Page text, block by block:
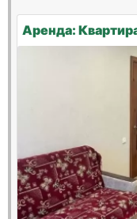
Аренда: